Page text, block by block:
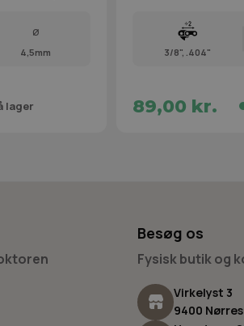
Ø
4,5mm
lager
3/8", .404"
89,00 kr.
Besøg os
Fysisk butik og
Virkelyst 3
9400